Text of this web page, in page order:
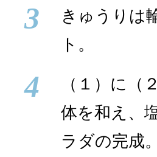
3
きゅうりは
ト。
4
（１）に
体を和え、
ラダの完成。